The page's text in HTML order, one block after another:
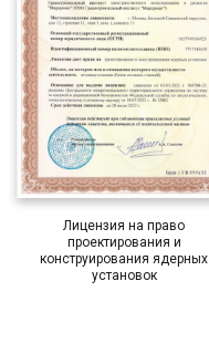
Лицензия на право
проектирования и
конструирования ядерных
установок